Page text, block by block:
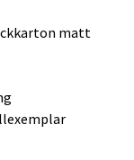
matt